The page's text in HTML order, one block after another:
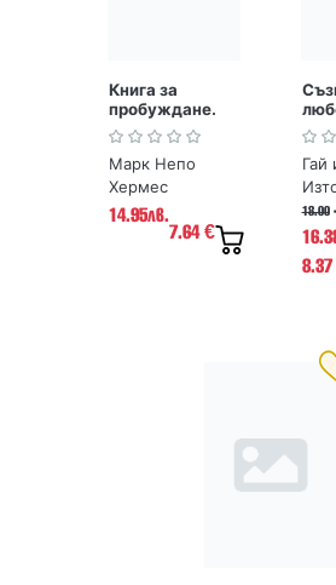
Книга за
пробуждане.
365 идеи да
посрещнеш
новия ден
Марк Непо
Хермес
14.95лв.
7.64€
18.00
8.37